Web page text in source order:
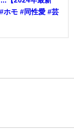
ホモ #同性愛 #芸